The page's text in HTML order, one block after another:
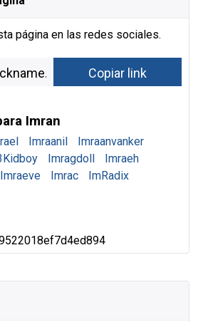
página en las redes sociales.
Imran
Imraanil
Imraanvanker
Imragdoll
Imraeh
Imraeve Imrac
ImRadix